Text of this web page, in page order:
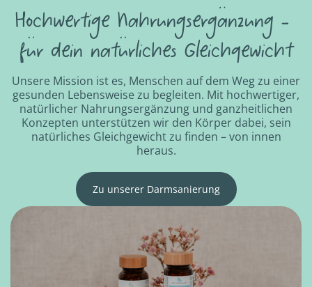
Hochwertige Nahrungsergänzung -
für dein natürliches Gleichgewicht
Unsere Mission ist es, Menschen auf dem Weg zu einer
gesunden Lebensweise zu begleiten. Mit hochwertiger,
natürlicher Nahrungsergänzung und ganzheitlichen
Konzepten unterstützen wir den Körper dabei, sein
natürliches Gleichgewicht zu finden – von innen
heraus.
Zu unserer Darmsanierung